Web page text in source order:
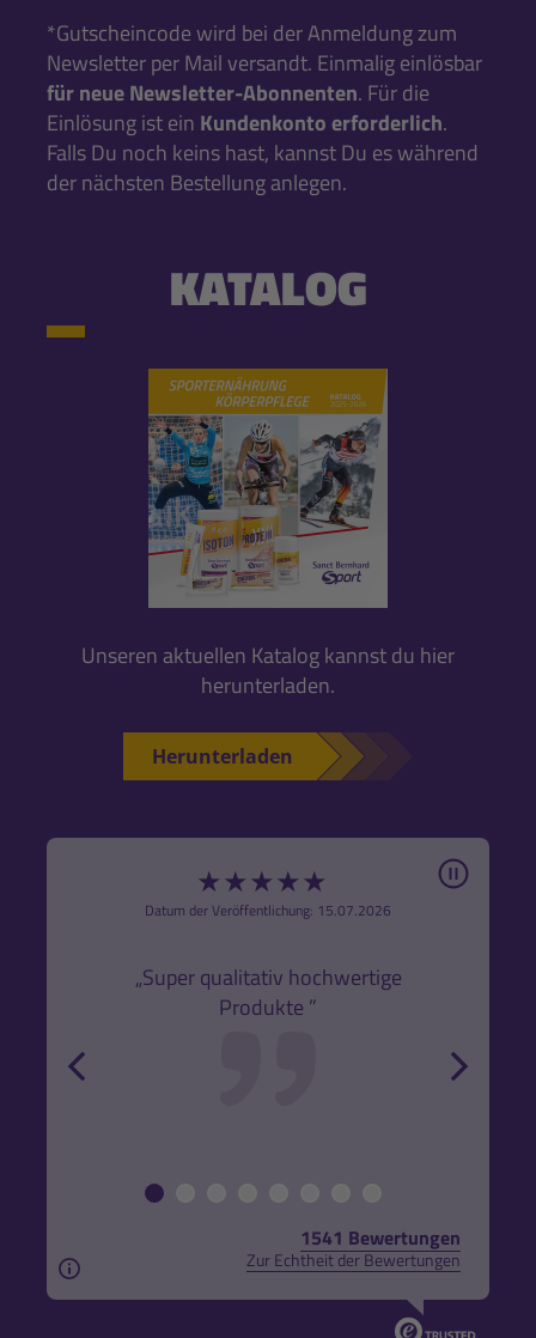
*Gutscheincode wird bei der Anmeldung zum
Newsletter per Mail versandt. Einmalig einlösbar
für neue Newsletter-Abonnenten. Für die
Einlösung ist ein Kundenkonto erforderlich.
Falls Du noch keins hast, kannst Du es während
der nächsten Bestellung anlegen.
KATALOG
Unseren aktuellen Katalog kannst du hier
herunterladen.
Herunterladen
★★★★★
Datum der Veröffentlichung: 15.07.2026
„Super qualitativ hochwertige
Produkte ”
Pause
1541 Bewertungen
Zur Echtheit der Bewertungen
Aus rechtlichen Gründen weisen wir darauf hin,